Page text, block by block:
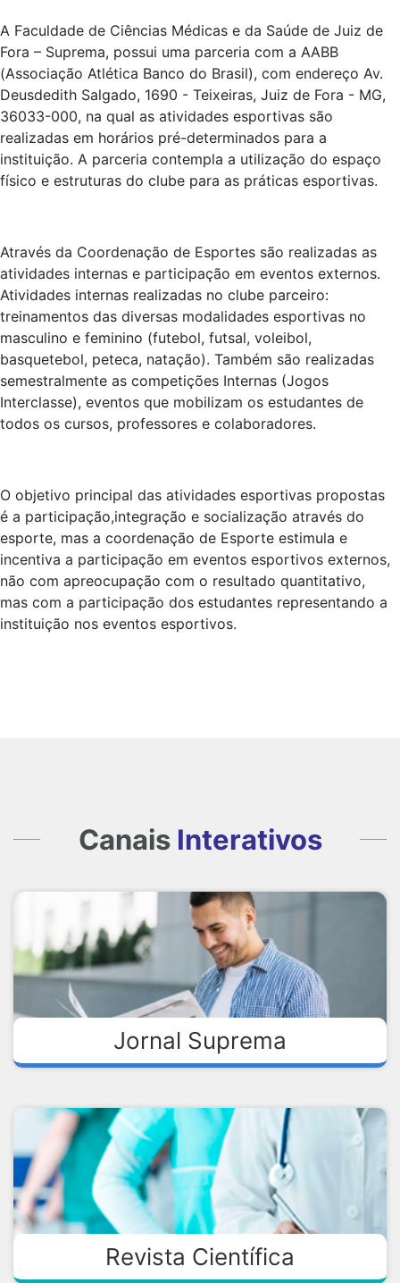
A Faculdade de Ciências Médicas e da Saúde de Juiz de
Fora – Suprema, possui uma parceria com a AABB
(Associação Atlética Banco do Brasil), com endereço Av.
Deusdedith Salgado, 1690 - Teixeiras, Juiz de Fora - MG,
36033-000, na qual as atividades esportivas são
realizadas em horários pré-determinados para a
instituição. A parceria contempla a utilização do espaço
físico e estruturas do clube para as práticas esportivas.
Através da Coordenação de Esportes são realizadas as
atividades internas e participação em eventos externos.
Atividades internas realizadas no clube parceiro:
treinamentos das diversas modalidades esportivas no
masculino e feminino (futebol, futsal, voleibol,
basquetebol, peteca, natação). Também são realizadas
semestralmente as competições Internas (Jogos
Interclasse), eventos que mobilizam os estudantes de
todos os cursos, professores e colaboradores.
O objetivo principal das atividades esportivas propostas
é a participação,integração e socialização através do
esporte, mas a coordenação de Esporte estimula e
incentiva a participação em eventos esportivos externos,
não com apreocupação com o resultado quantitativo,
mas com a participação dos estudantes representando a
instituição nos eventos esportivos.
Canais Interativos
Jornal Suprema
Revista Científica